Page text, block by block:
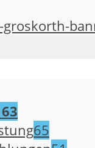
65